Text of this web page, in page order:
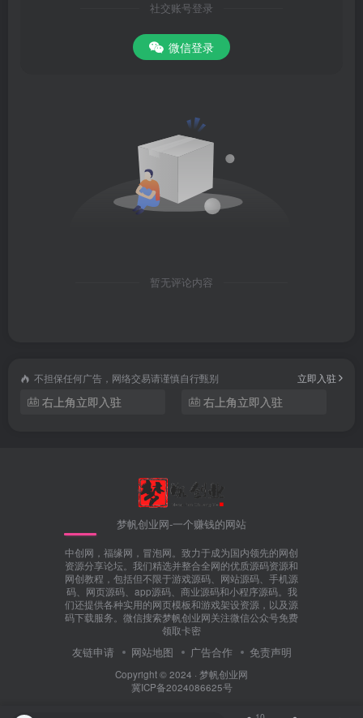
社交账号登录
微信登录
暂无评论内容
不担保任何广告，网络交易请谨慎自行甄别 立即入驻
右上角立即入驻 右上角立即入驻
梦帆创业网-一个赚钱的网站
中创网，福缘网，冒泡网。致力于成为国内领先的网创
资源分享论坛。我们精选并整合全网的优质源码资源和
网创教程，包括但不限于游戏源码、网站源码、手机源
码、网页源码、app源码、商业源码和小程序源码。我
们还提供各种实用的网页模板和游戏架设资源，以及源
码下载服务。微信搜索梦帆创业网关注微信公众号免费
领取卡密
友链申请 网站地图 广告合作 免责声明
Copyright © 2024 · 梦帆创业网
冀ICP备2024086625号